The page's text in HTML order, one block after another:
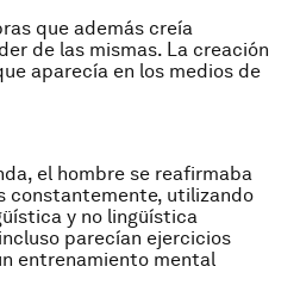
que además creía
de las mismas. La creación
aparecía en los medios de
el hombre se reafirmaba
constantemente, utilizando
y no lingüística
parecían ejercicios
entrenamiento mental